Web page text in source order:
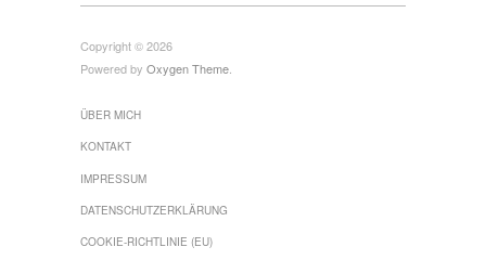
Copyright © 2026
Powered by Oxygen Theme
ÜBER MICH
KONTAKT
IMPRESSUM
DATENSCHUTZ­ERKLÄRUNG
COOKIE-RICHTLINIE (EU)